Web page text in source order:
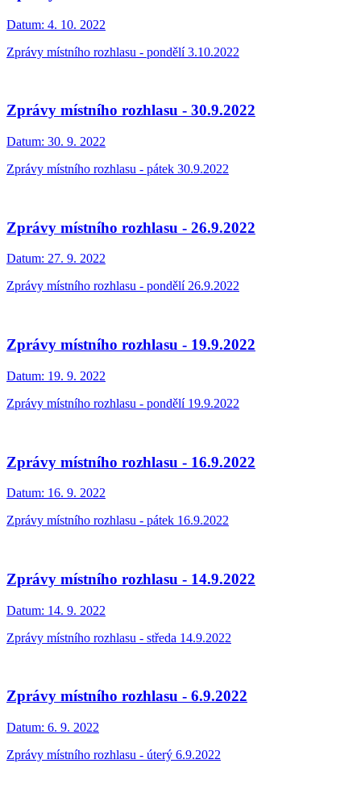
Datum: 4. 10. 2022
Zprávy místního rozhlasu - pondělí 3.10.2022
Zprávy místního rozhlasu - 30.9.2022
Datum: 30. 9. 2022
Zprávy místního rozhlasu - pátek 30.9.2022
Zprávy místního rozhlasu - 26.9.2022
Datum: 27. 9. 2022
Zprávy místního rozhlasu - pondělí 26.9.2022
Zprávy místního rozhlasu - 19.9.2022
Datum: 19. 9. 2022
Zprávy místního rozhlasu - pondělí 19.9.2022
Zprávy místního rozhlasu - 16.9.2022
Datum: 16. 9. 2022
Zprávy místního rozhlasu - pátek 16.9.2022
Zprávy místního rozhlasu - 14.9.2022
Datum: 14. 9. 2022
Zprávy místního rozhlasu - středa 14.9.2022
Zprávy místního rozhlasu - 6.9.2022
Datum: 6. 9. 2022
Zprávy místního rozhlasu - úterý 6.9.2022